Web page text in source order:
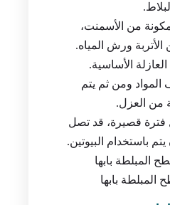
مكونة من الأسمنت،
ورش المياه.
الأساسية.
ومن ثم يتم
من العزل.
فترة قصيرة، قد تصل
باستخدام البيوتين.
المبلطة بابها